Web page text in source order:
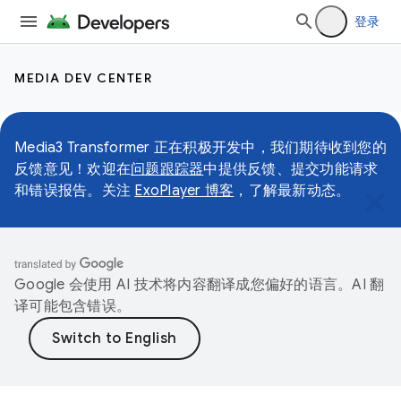
登录
MEDIA DEV CENTER
Media3 Transformer 正在积极开发中，我们期待收到您的
反馈意见！欢迎在问题跟踪器中提供反馈、提交功能请求
和错误报告。关注 ExoPlayer 博客 ，了解最新动态。
Google 会使用 AI 技术将内容翻译成您偏好的语言。AI 翻
译可能包含错误。